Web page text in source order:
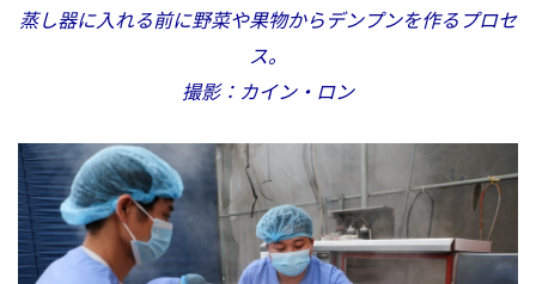
蒸し器に入れる前に野菜や果物からデンプンを作るプロセ
ス。
撮影：カイン・ロン